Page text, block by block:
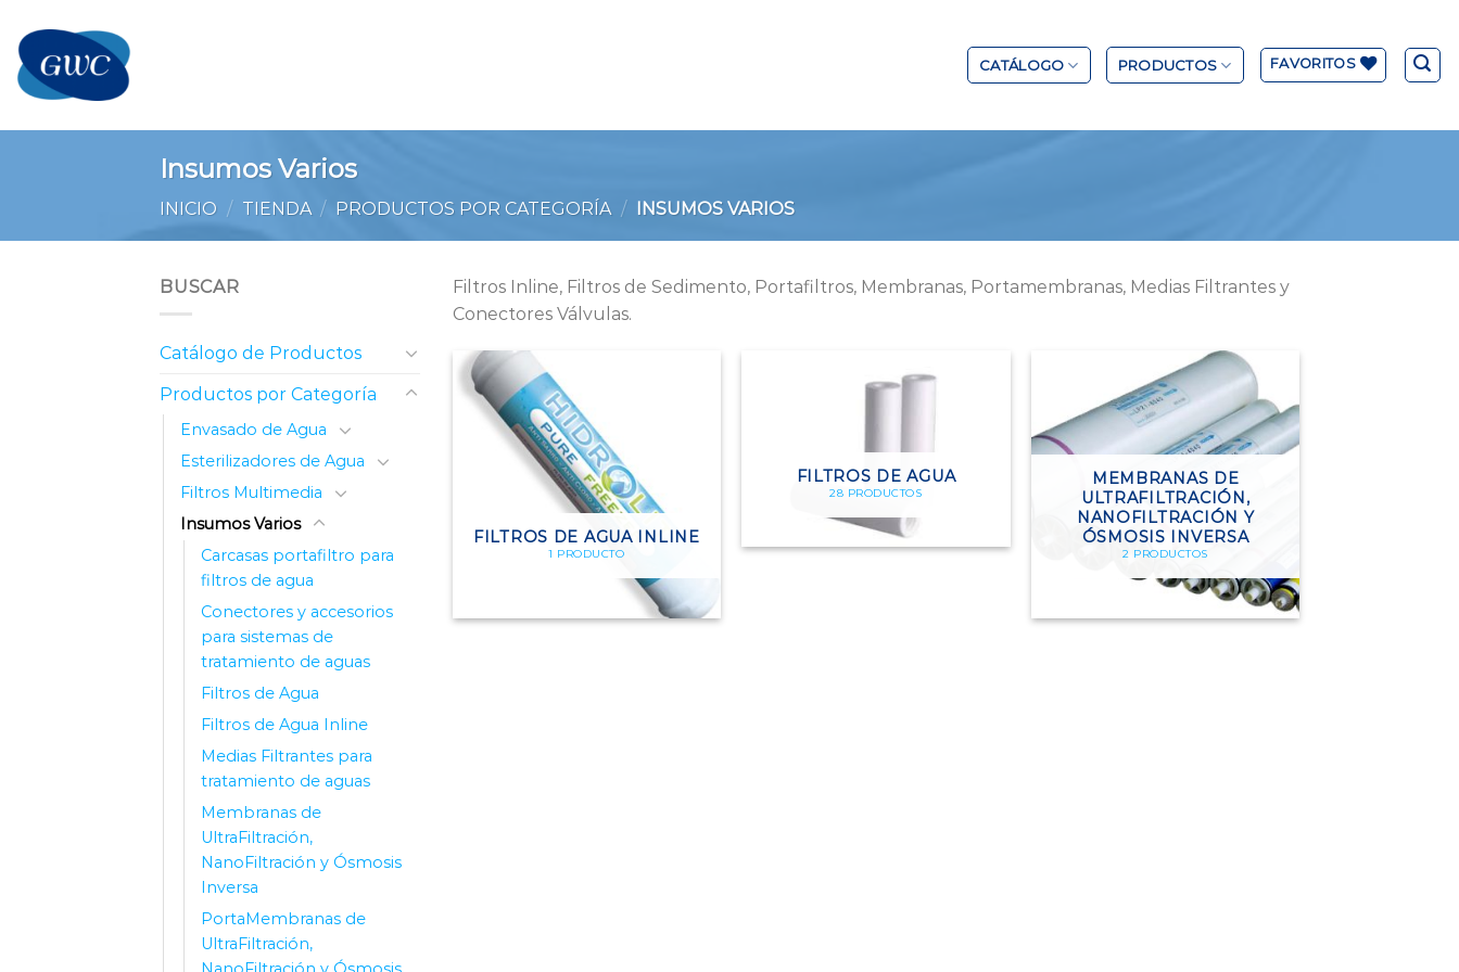
contenido
CATÁLOGO PRODUCTOS FAVORITOS
Insumos Varios
INICIO / TIENDA / PRODUCTOS POR CATEGORÍA / INSUMOS VARIOS
BUSCAR
Catálogo de Productos
Productos por Categoría
Envasado de Agua
Esterilizadores de Agua
Filtros Multimedia
Insumos Varios
Carcasas portafiltro para
filtros de agua
Conectores y accesorios
para sistemas de
tratamiento de aguas
Filtros de Agua
Filtros de Agua Inline
Medias Filtrantes para
tratamiento de aguas
Membranas de
UltraFiltración,
NanoFiltración y Ósmosis
Inversa
PortaMembranas de
UltraFiltración,
Filtros Inline, Filtros de Sedimento, Portafiltros, Membranas, Portamembranas, Medias Filtrantes y
Conectores Válvulas.
FILTROS DE AGUA INLINE
1 PRODUCTO
FILTROS DE AGUA
28 PRODUCTOS
MEMBRANAS DE
ULTRAFILTRACIÓN,
NANOFILTRACIÓN Y
ÓSMOSIS INVERSA
2 PRODUCTOS